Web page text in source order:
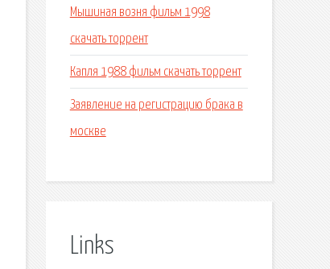
Мышиная возня фильм 1998
скачать торрент
Капля 1988 фильм скачать торрент
Заявление на регистрацию брака в
москве
Links